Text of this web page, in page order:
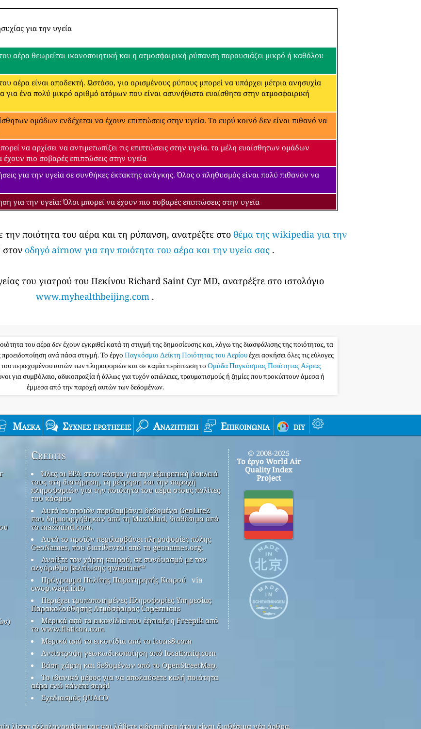
για την υγεία
αέρα θεωρείται ικανοποιητική και η ατμοσφαιρική ρύπανση παρουσιάζει μικρό ή καθόλου
αέρα είναι αποδεκτή. Ωστόσο, για ορισμένους ρύπους μπορεί να υπάρχει μέτρια ανησυχία
για ένα πολύ μικρό αριθμό ατόμων που είναι ασυνήθιστα ευαίσθητα στην ατμοσφαιρική
ομάδων ενδέχεται να έχουν επιπτώσεις στην υγεία. Το ευρύ κοινό δεν είναι πιθανό να
να αρχίσει να αντιμετωπίζει τις επιπτώσεις στην υγεία. τα μέλη ευαίσθητων ομάδων
έχουν πιο σοβαρές επιπτώσεις στην υγεία
για την υγεία σε συνθήκες έκτακτης ανάγκης. Όλος ο πληθυσμός είναι πολύ πιθανόν να
για την υγεία: Όλοι μπορεί να έχουν πιο σοβαρές επιπτώσεις στην υγεία
την ποιότητα του αέρα και τη ρύπανση, ανατρέξτε στο θέμα της wikipedia για την
στον οδηγό airnow για την ποιότητα του αέρα και την υγεία σας .
του γιατρού του Πεκίνου Richard Saint Cyr MD, ανατρέξτε στο ιστολόγιο
www.myhealthbeijing.com .
του αέρα δεν έχουν εγκριθεί κατά τη στιγμή της δημοσίευσης και, λόγω της διασφάλισης της ποιότητας, τα
ανά πάσα στιγμή. Το έργο Παγκόσμιο Δείκτη Ποιότητας του Αερίουέχει ασκήσει όλες τις εύλογες
περιεχομένου αυτών των πληροφοριών και σε καμία περίπτωση το Ομάδα Παγκόσμιας Ποιότητας Αέριας
για συμβόλαιο, αδικοπραξία ή άλλως για τυχόν απώλειες, τραυματισμούς ή ζημίες που προκύπτουν άμεσα ή
έμμεσα από την παροχή αυτών των δεδομένων.
Μάσκα Συχνές ερωτήσεις Αναζήτηση Επικοινωνία diy
Credits
Όλες οι EPA στον κόσμο για την εξαιρετική δουλειά
τους στη διατήρηση, τη μέτρηση και την παροχή
πληροφοριών για την ποιότητα του αέρα στους πολίτες
του κόσμου
Αυτό το προϊόν περιλαμβάνει δεδομένα GeoLite2
που δημιουργήθηκαν από τη MaxMind, διαθέσιμα από
το maxmind.com.
Αυτό το προϊόν περιλαμβάνει πληροφορίες πόλης
GeoNames, που διατίθενται από το geonames.org.
Ανοίξτε τον χάρτη καιρού, σε συνδυασμό με τον
αλγόριθμο βελτίωσης qweather™
Πρόγραμμα Πολίτης Παρατηρητής Καιρού via
cwop.waqi.info
Περιέχει τροποποιημένες Πληροφορίες Υπηρεσίας
Παρακολούθησης Ατμόσφαιρας Copernicus
Μερικά από τα εικονίδια που έφτιαξε η Freepik από
το www.flaticon.com
Μερικά από τα εικονίδια από το icons8.com
Αντίστροφη γεωκωδικοποίηση από locationiq.com
Βάση χάρτη και δεδομένων από το OpenStreetMap.
Το ιδανικό μέρος για να απολαύσετε καλή ποιότητα
αέρα ενώ κάνετε σερφ!
Σχεδιασμός QUACO
© 2008-2025
Το έργο World Air
Quality Index
Project
λίστα αλληλογραφίας μας και λάβετε ειδοποίηση όταν είναι διαθέσιμα νέα άρθρα.